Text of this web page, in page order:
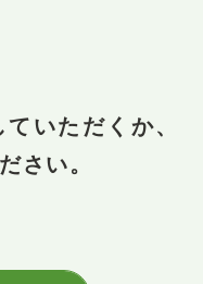
いただくか、
さい。